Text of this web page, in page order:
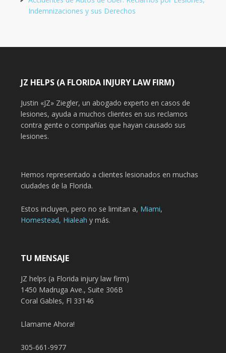
Indemnizaciones y sus Derechos
JZ HELPS (A FLORIDA INJURY LAW FIRM)
Justin «JZ» Ziegler, un abogado experto en casos de
lesiones, ayuda a muchos clientes en sus reclamos
contra gente o compañías que hayan causado sus
lesiones.
Hemos representado a clientes lesionados en muchas
ciudades de la Florida.
Estos incluyen, pero no se limitan a, Miami,
Homestead, Hialeah y más.
TU MENSAJE
JZ helps (a Florida injury law firm)
1450 Madruga Ave., Suite 306B
Coral Gables, Fl 33146
Llamame Ahora!
305-661-9977